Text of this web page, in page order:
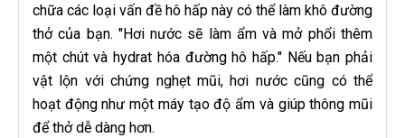
chữa các loại vấn đề hô hấp này có thể làm khô đường
thở của bạn. "Hơi nước sẽ làm ẩm và mở phổi thêm
một chút và hydrat hóa đường hô hấp." Nếu bạn phải
vật lộn với chứng nghẹt mũi, hơi nước cũng có thể
hoạt động như một máy tạo độ ẩm và giúp thông mũi
để thở dễ dàng hơn.